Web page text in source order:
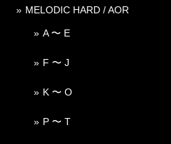
MELODIC HARD / AOR
A 〜 E
F 〜 J
K 〜 O
P 〜 T